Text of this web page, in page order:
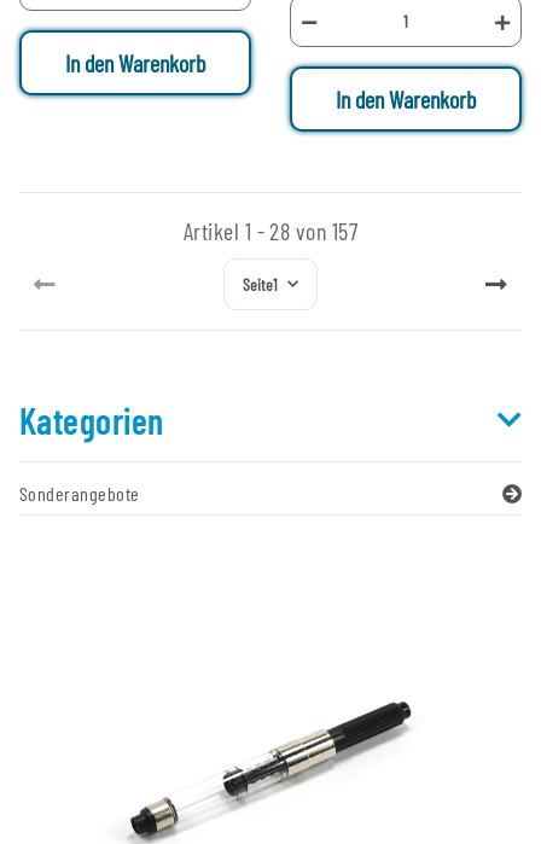
In den Warenkorb
In den Warenkorb
Artikel 1 - 28 von 157
Seite1
Kategorien
Sonderangebote